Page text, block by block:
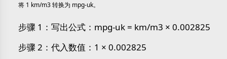
将 1 km/m3 转换为 mpg-uk。
步骤 1：写出公式：mpg-uk = km/m3 × 0.002825
步骤 2：代入数值：1 × 0.002825